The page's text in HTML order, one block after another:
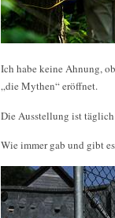
Ich habe keine Ahnung,
„die Mythen“ eröffnet.
Die Ausstellung ist
Wie immer gab und gibt